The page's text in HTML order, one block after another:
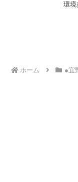
環
ホーム ●宜